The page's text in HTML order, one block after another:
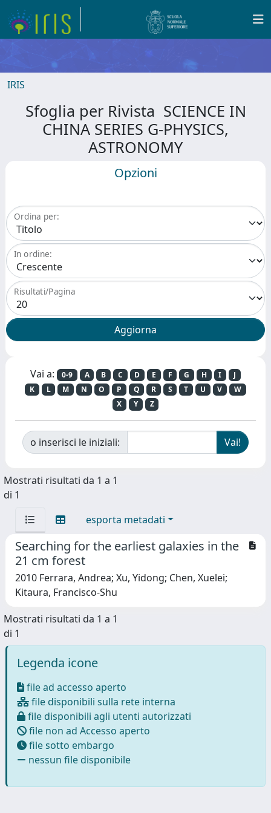
IRIS
Sfoglia per Rivista SCIENCE IN
CHINA SERIES G-PHYSICS,
ASTRONOMY
Opzioni
Ordina per:
In ordine:
Risultati/Pagina
Vai a: 0-9 A B C D E F G H I
J
K
L M N O P Q R S T U V
W
X
Y Z
o inserisci le iniziali:
Mostrati risultati da 1 a 1
di 1
esporta metadati
Searching for the earliest galaxies in the
21 cm forest
2010 Ferrara, Andrea; Xu, Yidong; Chen, Xuelei;
Kitaura, Francisco-Shu
Mostrati risultati da 1 a 1
di 1
Legenda icone
file ad accesso aperto
file disponibili sulla rete interna
file disponibili agli utenti autorizzati
file non ad Accesso aperto
file sotto embargo
nessun file disponibile